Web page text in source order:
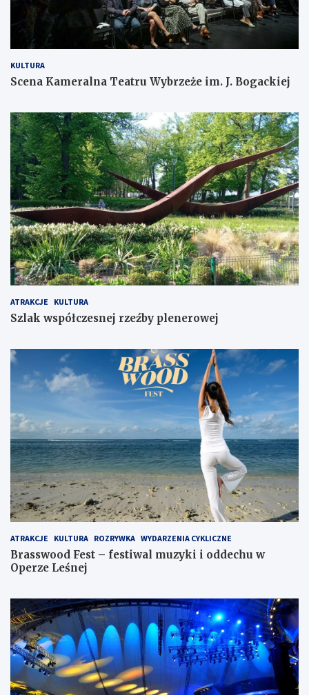
KULTURA
Scena Kameralna Teatru Wybrzeże im. J. Bogackiej
ATRAKCJE KULTURA
Szlak współczesnej rzeźby plenerowej
ATRAKCJE KULTURA ROZRYWKA WYDARZENIA CYKLICZNE
Brasswood Fest – festiwal muzyki i oddechu w
Operze Leśnej